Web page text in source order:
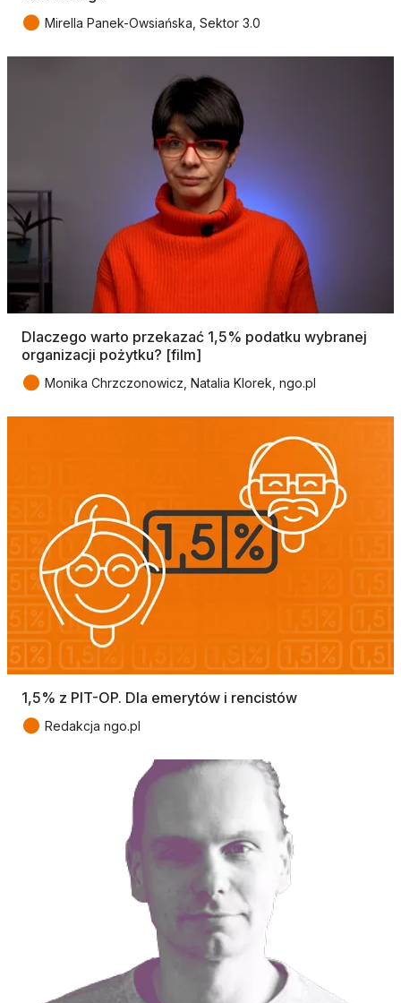
● Mirella Panek-Owsiańska, Sektor 3.0
Dlaczego warto przekazać 1,5% podatku wybranej
organizacji pożytku? [film]
● Monika Chrzczonowicz, Natalia Klorek, ngo.pl
1,5% z PIT-OP. Dla emerytów i rencistów
● Redakcja ngo.pl